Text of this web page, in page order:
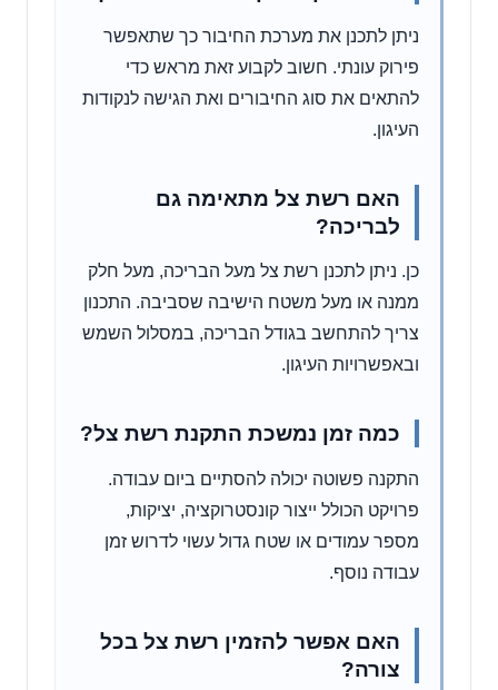
ניתן לתכנן את מערכת החיבור כך שתאפשר
פירוק עונתי. חשוב לקבוע זאת מראש כדי
להתאים את סוג החיבורים ואת הגישה לנקודות
העיגון.
האם רשת צל מתאימה גם
לבריכה?
כן. ניתן לתכנן רשת צל מעל הבריכה, מעל חלק
ממנה או מעל משטח הישיבה שסביבה. התכנון
צריך להתחשב בגודל הבריכה, במסלול השמש
ובאפשרויות העיגון.
כמה זמן נמשכת התקנת רשת צל?
התקנה פשוטה יכולה להסתיים ביום עבודה.
פרויקט הכולל ייצור קונסטרוקציה, יציקות,
מספר עמודים או שטח גדול עשוי לדרוש זמן
עבודה נוסף.
האם אפשר להזמין רשת צל בכל
צורה?